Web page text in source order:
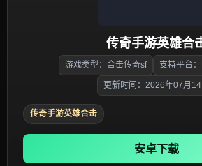
传奇手游英雄合
游戏类型：合击传奇sf 支持平台
更新时间：2026年07月14
传奇手游英雄合击
安卓下载